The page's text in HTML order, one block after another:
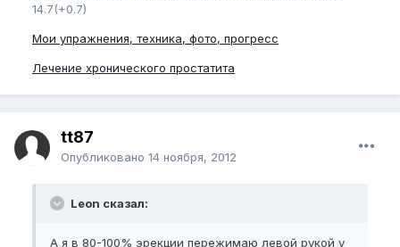
14.7(+0.7)
Мои упражнения, техника, фото, прогресс
Лечение хронического простатита
tt87
Опубликовано 14 ноября, 2012
Leon сказал:
А я в 80-100% эрекции пережимаю левой рукой у